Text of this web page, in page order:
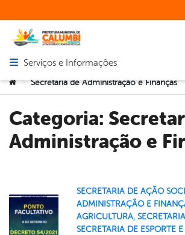
Abrir menu principal de navegação
Serviços e Informações
Você está aqui:
> Secretaria de Administração e Finanças
Categoria:
Administração e
SECRETARIA DE AÇÃO
ADMINISTRAÇÃO E
AGRICULTURA,
SECRETARIA DE ESPORTE